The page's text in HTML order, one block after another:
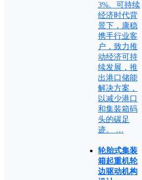
3%。可持续
经济时代背
景下，康稳
携手行业客
户，致力推
动经济可持
续发展，推
出港口储能
解决方案，
以减少港口
和集装箱码
头的碳足
迹。 …
轮胎式集装
箱起重机轮
边驱动机构